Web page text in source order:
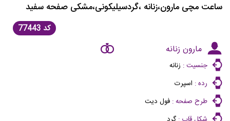
ساعت مچی مارون،زنانه ،گردسیلیکونی،مشکی صفحه سفید
کد
مارون زنانه
جنسیت : زنانه
رده : اسپرت
طرح صفحه : فول دیت